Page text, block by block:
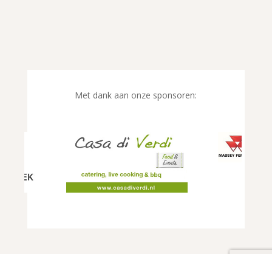
Met dank aan onze sponsoren: